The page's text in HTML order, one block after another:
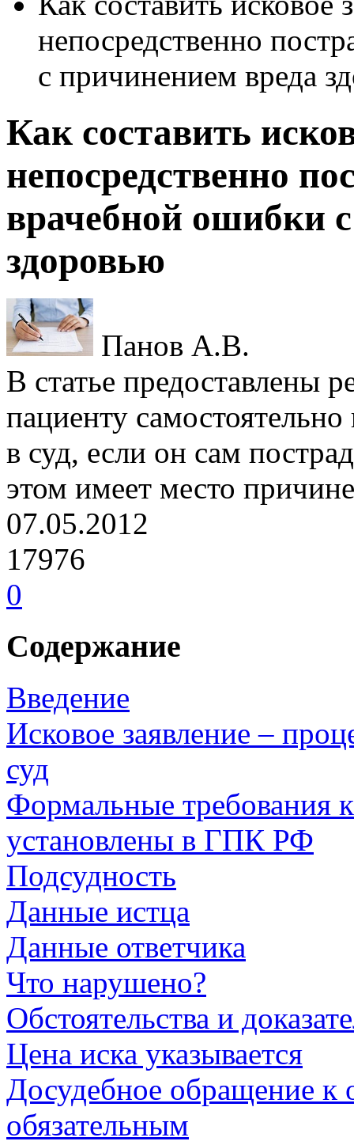
непосредственно
с причинением вреда
Как составить
непосредственно
врачебной ошибки
здоровью
Панов А.В.
В статье предоставлены
пациенту самостоятельно
в суд, если он сам
этом имеет место
07.05.2012
17976
0
Содержание
Введение
Исковое заявление –
суд
Формальные требования
установлены в ГПК РФ
Подсудность
Данные истца
Данные ответчика
Что нарушено?
Обстоятельства и
Цена иска указывается
Досудебное обращение к
обязательным